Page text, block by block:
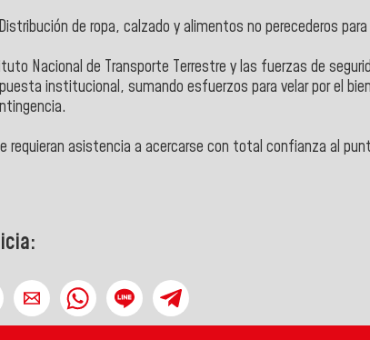
de ropa, calzado y alimentos no perecederos
Nacional de Transporte Terrestre y las fuerzas de
institucional, sumando esfuerzos para velar por el
requieran asistencia a acercarse con total confianza al